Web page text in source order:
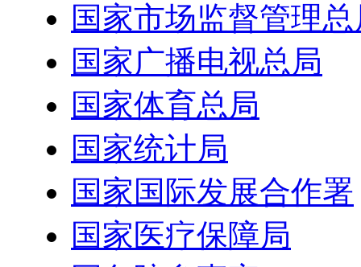
国家市场监督管理
国家广播电视总局
国家体育总局
国家统计局
国家国际发展合作署
国家医疗保障局